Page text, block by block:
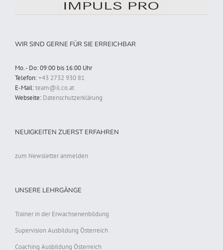
WIR SIND GERNE FÜR SIE ERREICHBAR
Mo. - Do: 09:00 bis 16:00 Uhr
Telefon:+43 2732 930 81
E-Mail:team@il.co.at
Webseite: Datenschutzerklärung
NEUIGKEITEN ZUERST ERFAHREN
zum Newsletter anmelden
UNSERE LEHRGÄNGE
Trainer in der Erwachsenenbildung
Supervision Ausbildung Österreich
Coaching Ausbildung Österreich